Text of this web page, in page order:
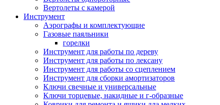
Вертолеты с камерой
Инструмент
Аэрографы и комплектующие
Газовые паяльники
горелки
Инструмент для работы по дереву
Инструмент для работы по лексану
Инструмент для работы со сцеплением
Инструмент для сборки амортизаторов
Ключи свечные и универсальные
Ключи торцевые, накидные и г-образные